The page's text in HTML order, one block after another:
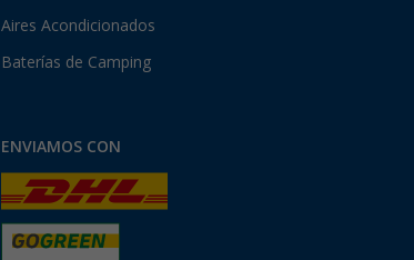
Aires Acondicionados
Baterías de Camping
ENVIAMOS CON